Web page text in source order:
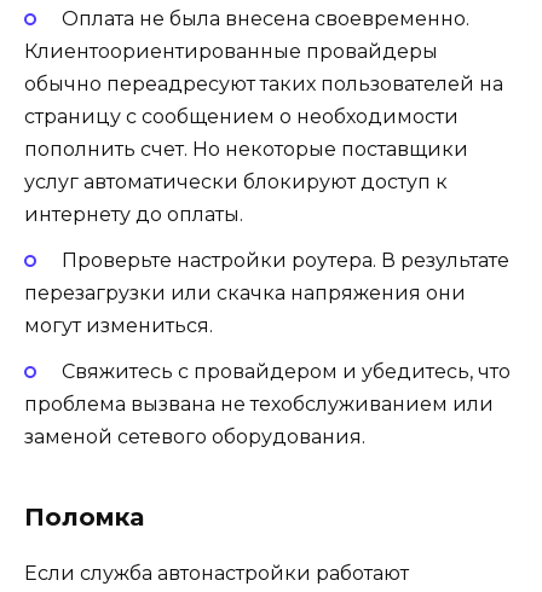
Оплата не была внесена своевременно.
Клиентоориентированные провайдеры
обычно переадресуют таких пользователей на
страницу с сообщением о необходимости
пополнить счет. Но некоторые поставщики
услуг автоматически блокируют доступ к
интернету до оплаты.
Проверьте настройки роутера. В результате
перезагрузки или скачка напряжения они
могут измениться.
Свяжитесь с провайдером и убедитесь, что
проблема вызвана не техобслуживанием или
заменой сетевого оборудования.
Поломка
Если служба автонастройки работают